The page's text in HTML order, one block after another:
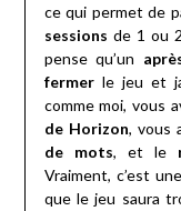
ce qui permet de
sessions de 1 ou
pense qu’un
fermerle jeu et
comme moi, vous
de Horizon, vous
de mots, et le
Vraiment, c’est une
que le jeu saura